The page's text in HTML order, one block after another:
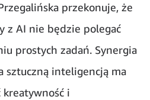
przekonuje, że
z AI nie będzie polegać
prostych zadań. Synergia
sztuczną inteligencją ma
kreatywność i